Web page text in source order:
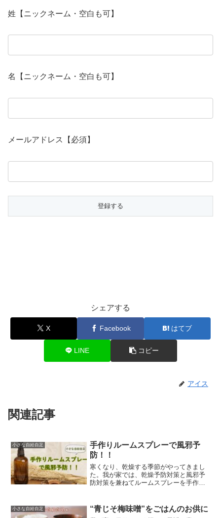
姓【ニックネーム・空白も可】
名【ニックネーム・空白も可】
メールアドレス【必須】
シェアする
X Facebook はてブ
LINE コピー
アイス
関連記事
小さな自給自足
手作りルームスプレーで風邪予
防！！
寒くなり、乾燥する季節がやってきまし
た。我が家では、乾燥予防対策と風邪予
防対策を兼ねてルームスプレーを手作り
のものなのでとても便利です。寝る前に
寝室にシュッシュッとスプレ...
小さな自給自足 “青じそ梅味噌”をごはんのお供に